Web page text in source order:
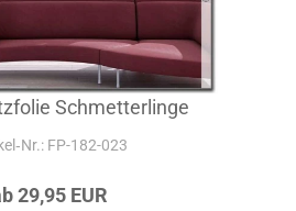
Schmetterlinge
FP-182-023
29,95 EUR